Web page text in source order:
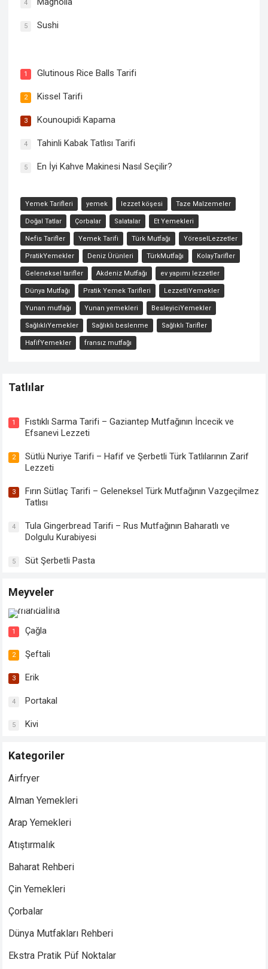
4
5 Sushi
1 Glutinous Rice Balls Tarifi
2 Kissel Tarifi
3 Kounoupidi Kapama
4 Tahinli Kabak Tatlısı Tarifi
5 En İyi Kahve Makinesi Nasıl Seçilir?
Yemek Tarifleri yemek lezzet köşesi Taze Malzemeler
Doğal Tatlar Çorbalar Salatalar Et Yemekleri
Nefis Tarifler Yemek Tarifi Türk Mutfağı YöreselLezzetler
PratikYemekler Deniz Ürünleri TürkMutfağı KolayTarifler
Geleneksel tarifler Akdeniz Mutfağı ev yapımı lezzetler
Dünya Mutfağı Pratik Yemek Tarifleri LezzetliYemekler
Yunan mutfağı Yunan yemekleri BesleyiciYemekler
SağlıklıYemekler Sağlıklı beslenme Sağlıklı Tarifler
HafifYemekler fransız mutfağı
Tatlılar
1
Fıstıklı Sarma Tarifi – Gaziantep Mutfağının İncecik ve
Efsanevi Lezzeti
2
Sütlü Nuriye Tarifi – Hafif ve Şerbetli Türk Tatlılarının Zarif
Lezzeti
3
Fırın Sütlaç Tarifi – Geleneksel Türk Mutfağının Vazgeçilmez
Tatlısı
4
Tula Gingerbread Tarifi – Rus Mutfağının Baharatlı ve
Dolgulu Kurabiyesi
5 Süt Şerbetli Pasta
Meyveler
Mandalina
1 Çağla
2 Şeftali
3 Erik
4 Portakal
5 Kivi
Kategoriler
Airfryer
Alman Yemekleri
Arap Yemekleri
Atıştırmalık
Baharat Rehberi
Çin Yemekleri
Çorbalar
Dünya Mutfakları Rehberi
Ekstra Pratik Püf Noktalar